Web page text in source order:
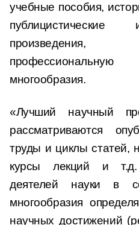
учебные пособия,
произведения,
многообразия.
«Лучший научный
рассматриваются
труды и циклы статей,
курсы лекций и т.д.
деятелей науки в
многообразия
научных достижений